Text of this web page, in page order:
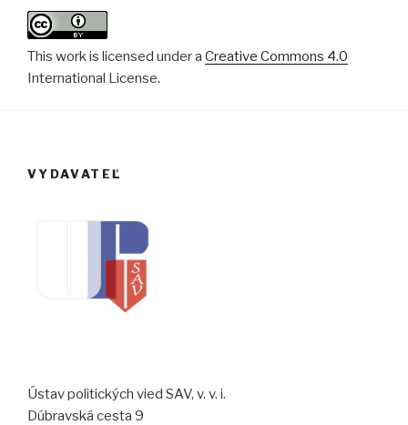
This work is licensed under a Creative Commons 4.0
International License.
VYDAVATEĽ
Ústav politických vied SAV, v. v. i.
Dúbravská cesta 9